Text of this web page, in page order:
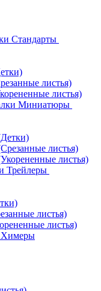
Стандарты
листья)
листья)
Миниатюры
листья)
листья)
Трейлеры
листья)
листья)